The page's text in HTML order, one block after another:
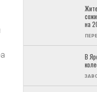
на
В